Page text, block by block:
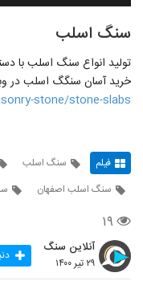
سنگ اسلب
تولید انواع سنگ اسلب با
خرید آسان سنگگ اسلب در
stone/stone-slabs
فیلم سنگ اسلب
سنگ اسلب اصفهان
۱۹
آنلاین سنگ
۲۹ تیر ۱۴۰۰